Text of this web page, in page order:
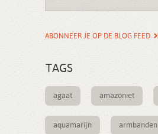
ABONNEER JE OP DE BLOG FEED
TAGS
agaat amazoniet
aquamarijn armbanden